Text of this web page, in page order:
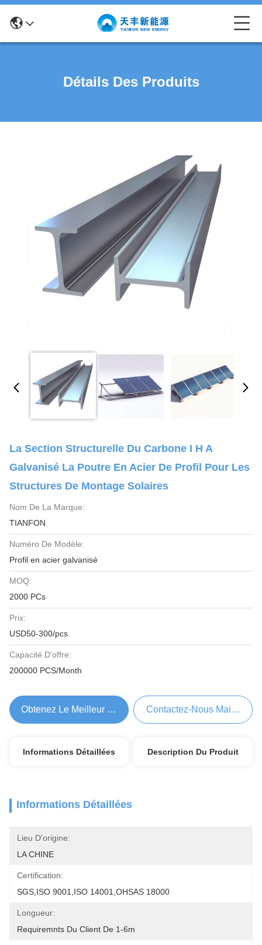
Détails Des Produits
La Section Structurelle Du Carbone I H A
Galvanisé La Poutre En Acier De Profil Pour Les
Structures De Montage Solaires
Nom De La Marque:
TIANFON
Numéro De Modèle:
Profil en acier galvanisé
MOQ:
2000 PCs
Prix:
USD50-300/pcs
Capacité D'offre:
200000 PCS/Month
Obtenez Le Meilleur Prix Contactez-Nous Maintenant
Informations Détaillées Description Du Produit
Informations Détaillées
Lieu D'origine:
LA CHINE
Certification:
SGS,ISO 9001,ISO 14001,OHSAS 18000
Longueur:
Requiremnts Du Client De 1-6m